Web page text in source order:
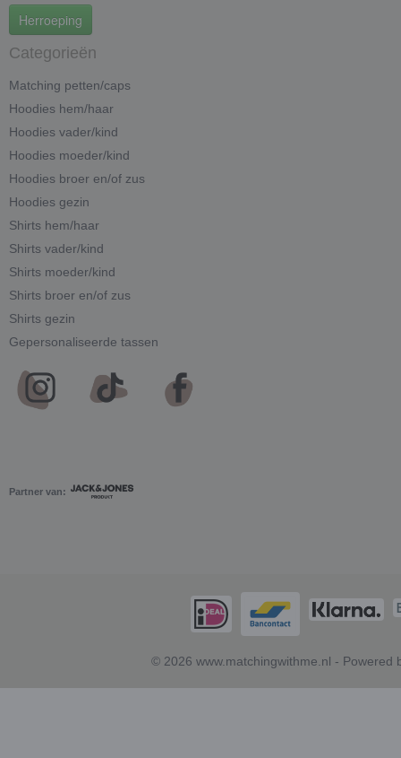
Herroeping
Categorieën
Matching petten/caps
Hoodies hem/haar
Hoodies vader/kind
Hoodies moeder/kind
Hoodies broer en/of zus
Hoodies gezin
Shirts hem/haar
Shirts vader/kind
Shirts moeder/kind
Shirts broer en/of zus
Shirts gezin
Gepersonaliseerde tassen
Partner van:
© 2026 www.matchingwithme.nl - Powered